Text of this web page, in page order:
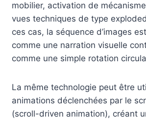
mobilier, activation de
vues techniques de type
ces cas, la séquence d’images
comme une narration visuelle
comme une simple rotation
La même technologie peut être
animations déclenchées par le
(scroll-driven animation), créant